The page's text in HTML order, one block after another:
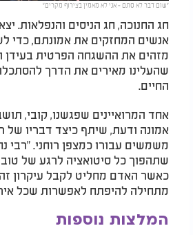
Video
"שום דבר לא סתם - אני לא מאמין בצירוף מקרים"
חג החנוכה, חג הניסים והנפלאות.
אנשים המחזקים את אמונתם, כדי
מזהים את ההשגחה הפרטית בעידן
שהעלינו מאירים את הדרך
החיים.
אחד המרואיינים שפגשנו, קובי,
אמונה ודעת, שיתף כיצד דבריו של
משמשים עבורו כמצפן רוחני. "רבי
שתהפוך כל סיטואציה לרגע של
כאשר האדם מחליט לקבל עיקרון
מתחילה להיפתח לאפשרות שכל
המלצות נוספות